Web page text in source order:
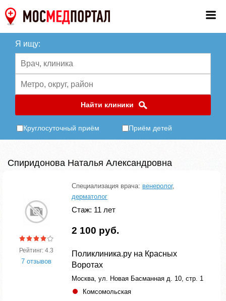
Я ищу:
Найти клиники
Круглосуточный приём Приём детей
Спиридонова Наталья Александровна
Рейтинг: 4.3
7 отзывов
Специализация врача: венеролог,
дерматолог
Стаж: 11 лет
2 100 руб.
Поликлиника.ру на Красных
Воротах
Москва, ул. Новая Басманная д. 10, стр. 1
Комсомольская